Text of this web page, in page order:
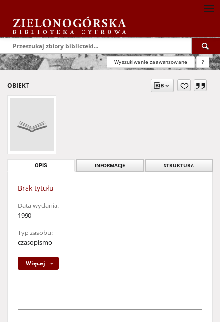
Wyszukiwanie zaawansowane ?
OBIEKT
OPIS INFORMACJE STRUKTURA
Brak tytułu
Data wydania:
1990
Typ zasobu:
czasopismo
Więcej